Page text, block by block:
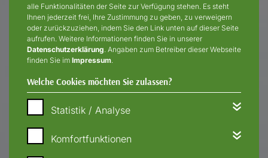
alle Funktionalitäten der Seite zur Verfügung stehen. Es steht
Ihnen jederzeit frei, Ihre Zustimmung zu geben, zu verweigern
oder zurückzuziehen, indem Sie den Link unten auf dieser Seite
aufrufen. Weitere Informationen finden Sie in unserer
Datenschutzerklärung. Angaben zum Betreiber dieser Webseite
finden Sie im Impressum.
Welche Cookies möchten Sie zulassen?
Statistik / Analyse
Komfortfunktionen